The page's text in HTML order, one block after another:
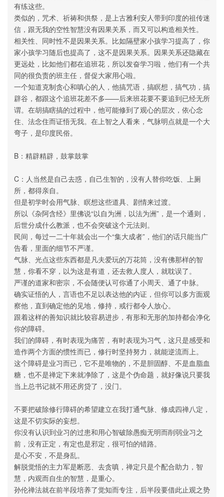
有练这些。
类似的，咒术、祈祷和供祭，是上古雅利安人带到印度的祖传迷
信，跟无我的空性智慧没有因果关系，而又可以构造相关性。
相关性、同时性不是因果关系。比如隔壁家小孩学习提高了，你
家小孩学习随后也提高了，这不是因果关系。因果关系还隐藏在
更远处，比如他们都在追班花，所以发奋学习啦，他们有一个共
同的很负责的班主任，督促大家用心啦。
一个知道克制贪心和嗔心的人，他搞咒语，搞瞑想，搞气功，搞
辟谷，都跟这个追班花差不多——后来班花要不要追到已经无所
谓。在胡搞瞎搞的过程中，他可能修到了观心的层次，依心念
住、法念住而证悟无我。在上智之人看来，气脉明点就是一个大
弯子，是印度民俗。
B：精辟精辟，鼓掌鼓掌
C：人当然是自己去惑，自己生智的，没有人替你吃饭、上厕
所，都得亲自。
但是初学时会用气脉、瞑想这些道具、剧情来过渡。
所以《杂阿含经》里佛说“以自为洲，以法为洲”，是一个通则，
后世分成什么教派，也不会突破这个元法则。
民间，每过一二十年就会出一个“集大成者”，他们的话只能当广
告看，里面的细节不严谨。
气脉、光点这些东西都是凡夫爱玩的万花筒，没有佛那样的智
慧，你看不穿，以为这是有道，还去救人度人，就耽误了。
严谨的道家和密宗，不会随便认可你通了小周天、通了中脉。
确实证悟的人，言语也不足以表达他的内证，但你可以多方面观
察他，直到确定他的见地，修持，戒行都令人放心。
跟着这样的善知识就比较容易进步，有形和无形的加持都会净化
你的障碍。
我们的障碍，有时表现为痛苦，有时表现为习气，这只是感受和
造作两个方面的惯性而已，修行时坚持努力，就能逆流而上。
这个障碍是业习而已，它不是唯物的，不是胆固醇、不是血脂血
糖，也不是禅定下来就净除了，这是个伪命题，就好像说只要我
当上总书记就不用还房贷了，没门。
不要把破除修行障碍的希望建立在我打通气脉、修成四禅八定，
这是不切实际的妄想。
你没有认识到业习的过患和用心智破除愚痴无明而削弱业习之
前，没有正定，有定也是邪定，很可怕的错路。
是心不安，不是身乱。
解脱觉悟的主力军是断恶、去贪嗔，禅定只是个配合助力，智
慧，内观而自生的智慧，是重心。
孙伦禅法就在前半段培养了觉知而专注，后半段要借此止观之势